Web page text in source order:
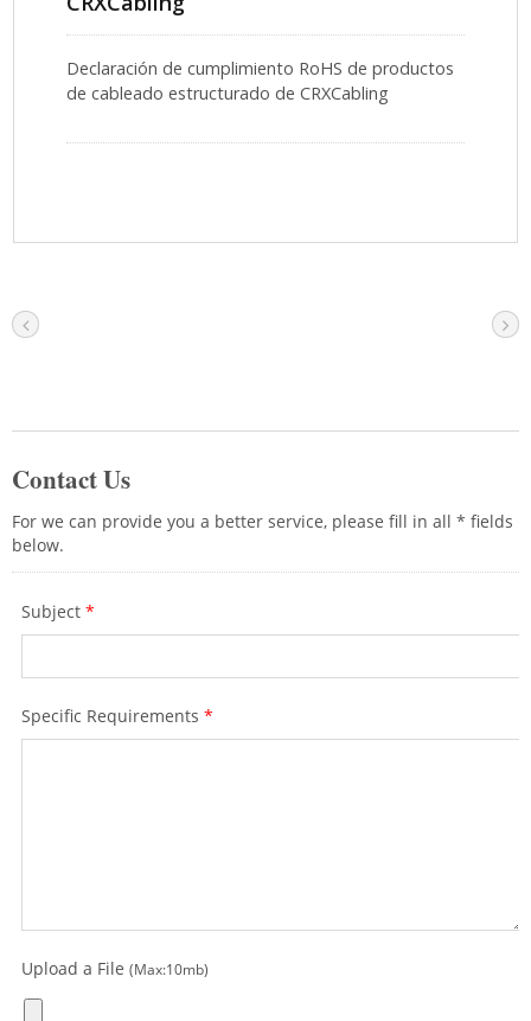
Declaración de cumplimiento RoHS de productos
de cableado estructurado de CRXCabling